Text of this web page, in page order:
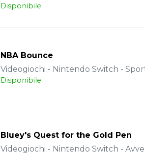
Disponibile
NBA Bounce
Videogiochi - Nintendo Switch -
Disponibile
Bluey's Quest for the Gold Pen
Videogiochi - Nintendo Switch -